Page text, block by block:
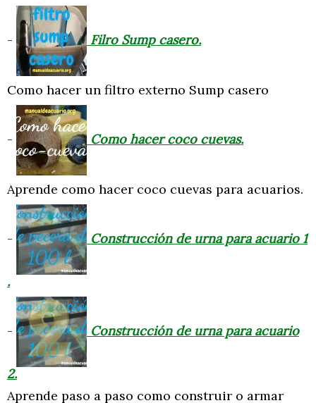
- Filro Sump casero.
Como hacer un filtro externo Sump casero
- Como hacer coco cuevas.
Aprende como hacer coco cuevas para acuarios.
- Construcción de urna para acuario 1
.
- Construcción de urna para acuario
2.
Aprende paso a paso como construir o armar